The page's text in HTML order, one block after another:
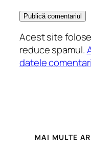
Acest site
reduce spamul.
datele
MAI MULTE